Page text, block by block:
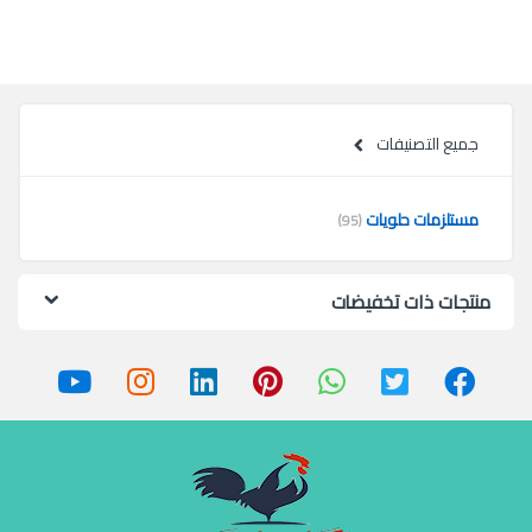
جميع التصنيفات
مستلزمات حلويات(95)
منتجات ذات تخفيضات